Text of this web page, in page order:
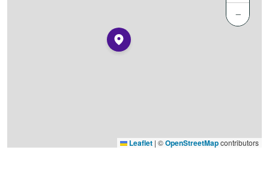
−
Leaflet | ©OpenStreetMapcontributors